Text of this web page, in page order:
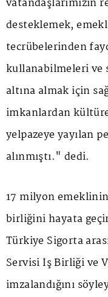
vatandaşlarımızın
desteklemek,
tecrübelerinden
kullanabilmeleri ve
altına almak için
imkanlardan
yelpazeye yayılan
alınmıştı." dedi.
17 milyon
birliğini hayata
Türkiye Sigorta
Servisi İş Birliği ve
imzalandığını